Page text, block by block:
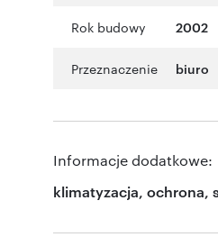
Rok budowy 2002
Przeznaczenie biuro
Informacje dodatkowe:
klimatyzacja, ochrona,